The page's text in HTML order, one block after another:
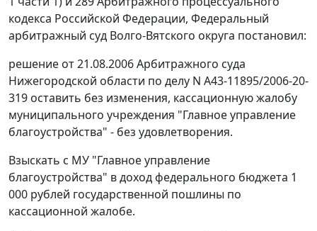
кодекса Российской Федерации, Федеральный
арбитражный суд Волго-Вятского округа постановил:
решение от 21.08.2006 Арбитражного суда
Нижегородской области по делу N А43-11895/2006-20-
319 оставить без изменения, кассационную жалобу
муниципального учреждения "Главное управление
благоустройства" - без удовлетворения.
Взыскать с МУ "Главное управление
благоустройства" в доход федерального бюджета 1
000 рублей государственной пошлины по
кассационной жалобе.